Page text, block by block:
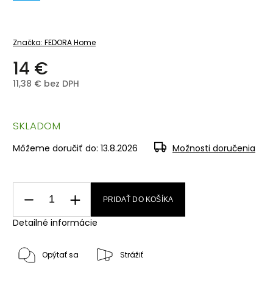
Značka: FEDORA Home
14 €
11,38 € bez DPH
SKLADOM
Môžeme doručiť do: 13.8.2026 Možnosti doručenia
PRIDAŤ DO KOŠÍKA
Detailné informácie
Opýtať sa Strážiť